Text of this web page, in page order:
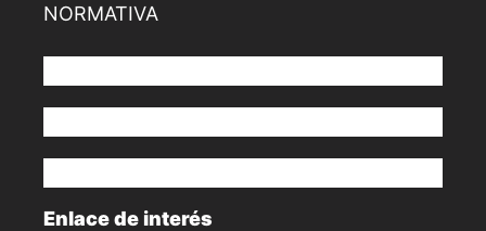
NORMATIVA
Enlace de interés